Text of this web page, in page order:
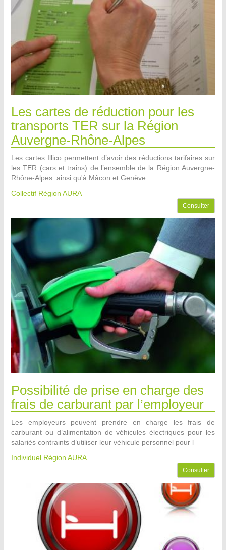
Les cartes de réduction pour les
transports TER sur la Région
Auvergne-Rhône-Alpes
Les cartes Illico permettent d’avoir des réductions tarifaires sur
les TER (cars et trains) de l’ensemble de la Région Auvergne-
Rhône-Alpes ainsi qu'à Mâcon et Genève
Collectif Région AURA
Consulter
Possibilité de prise en charge des
frais de carburant par l’employeur
Les employeurs peuvent prendre en charge les frais de
carburant ou d’alimentation de véhicules électriques pour les
salariés contraints d’utiliser leur véhicule personnel pour l
Individuel Région AURA
Consulter